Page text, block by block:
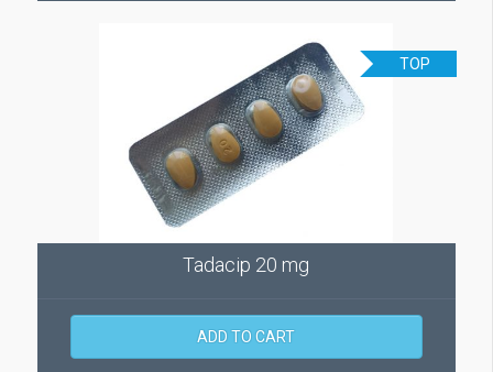
TOP
Tadacip 20 mg
ADD TO CART